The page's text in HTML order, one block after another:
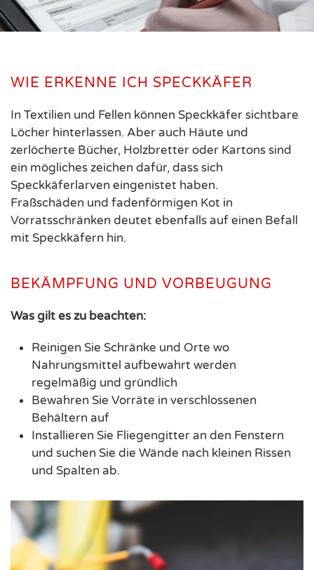
WIE ERKENNE ICH SPECKKÄFER
In Textilien und Fellen können Speckkäfer sichtbare
Löcher hinterlassen. Aber auch Häute und
zerlöcherte Bücher, Holzbretter oder Kartons sind
ein mögliches zeichen dafür, dass sich
Speckkäferlarven eingenistet haben.
Fraßschäden und fadenförmigen Kot in
Vorratsschränken deutet ebenfalls auf einen Befall
mit Speckkäfern hin.
BEKÄMPFUNG UND VORBEUGUNG
Was gilt es zu beachten:
Reinigen Sie Schränke und Orte wo
Nahrungsmittel aufbewahrt werden
regelmäßig und gründlich
Bewahren Sie Vorräte in verschlossenen
Behältern auf
Installieren Sie Fliegengitter an den Fenstern
und suchen Sie die Wände nach kleinen Rissen
und Spalten ab.